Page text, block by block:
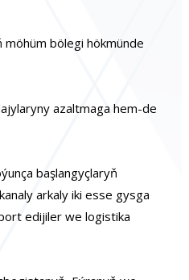
bölegi hökmünde
azaltmaga hem-de
başlangyçlaryň
arkaly iki esse gysga
edijiler we logistika